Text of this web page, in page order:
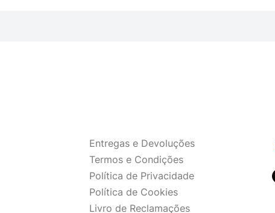
Entregas e Devoluções
Termos e Condições
Política de Privacidade
Política de Cookies
Livro de Reclamações